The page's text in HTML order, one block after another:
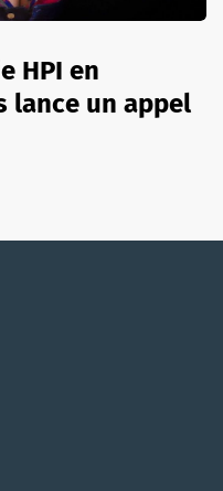
HPI en
lance un appel